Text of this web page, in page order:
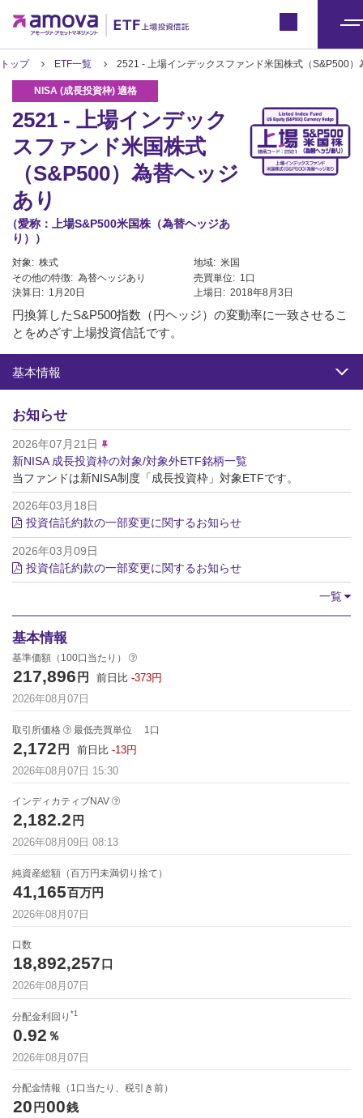
ETFトップ
ニ
トップ ETF一覧 2521 - 上場インデックスファンド米国株式（S&P500）
2521 - 上場インデック
スファンド米国株式
（S&P500）為替ヘッジ
あり
（愛称：上場S&P500米国株（為替ヘッジあ
り））
対象: 株式 地域: 米国
その他の特徴: 為替ヘッジあり 売買単位: 1口
決算日: 1月20日 上場日: 2018年8月3日
円換算したS&P500指数（円ヘッジ）の変動率に一致させるこ
とをめざす上場投資信託です。
基本情報
お知らせ
2026年07月21日
新NISA 成長投資枠の対象/対象外ETF銘柄一覧
当ファンドは新NISA制度「成長投資枠」対象ETFです。
2026年03月18日
投資信託約款の一部変更に関するお知らせ
2026年03月09日
投資信託約款の一部変更に関するお知らせ
一覧
基本情報
基準価額（100口当たり）
217,896 円 前日比 -373円
2026年08月07日
取引所価格 最低売買単位 1 口
2,172 円 前日比 -13円
2026年08月07日 15:30
インディカティブNAV
2,182.2 円
2026年08月09日 08:13
純資産総額（百万円未満切り捨て）
41,165百万円
2026年08月07日
口数
18,892,257口
2026年08月07日
分配金利回り *1
0.92 ％
2026年08月07日
分配金情報（1口当たり、税引き前）
20 円00銭